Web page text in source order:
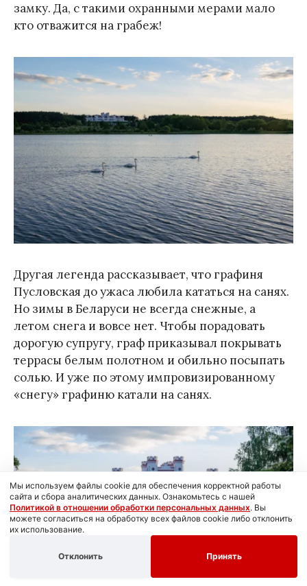
замку. Да, с такими охранными мерами мало
кто отважится на грабеж!
Другая легенда рассказывает, что графиня
Пусловская до ужаса любила кататься на санях.
Но зимы в Беларуси не всегда снежные, а
летом снега и вовсе нет. Чтобы порадовать
дорогую супругу, граф приказывал покрывать
террасы белым полотном и обильно посыпать
солью. И уже по этому импровизированному
«снегу» графиню катали на санях.
Мы используем файлы cookie для обеспечения корректной работы
сайта и сбора аналитических данных. Ознакомьтесь с нашей
Политикой в отношении обработки персональных данных. Вы
можете согласиться на обработку всех файлов cookie либо отклонить
их использование.
Отклонить Принять